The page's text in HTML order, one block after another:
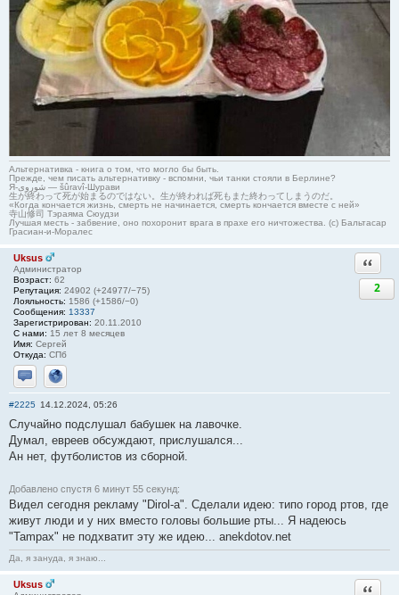
Альтернативка - книга о том, что могло бы быть.
Прежде, чем писать альтернативку - вспомни, чьи танки стояли в Берлине?
Я-شوروی — šûravî-Шурави
生が終わって死が始まるのではない。生が終われば死もまた終わってしまうのだ。
«Когда кончается жизнь, смерть не начинается, смерть кончается вместе с ней»
寺山修司 Тэраяма Сюудзи
Лучшая месть - забвение, оно похоронит врага в прахе его ничтожества. (с) Бальтасар
Грасиан-и-Моралес
Uksus
Администратор
Возраст: 62
Репутация: 24902 (+24977/−75)
Лояльность: 1586 (+1586/−0)
Сообщения: 13337
Зарегистрирован: 20.11.2010
С нами: 15 лет 8 месяцев
Имя: Сергей
Откуда: СПб
Отправить личное сообщение
Сайт
2
#2225 14.12.2024, 05:26
Случайно подслушал бабушек на лавочке.
Думал, евреев обсуждают, прислушался...
Ан нет, футболистов из сборной.
Добавлено спустя 6 минут 55 секунд:
Видел сегодня рекламу "Dirol-а". Сделали идею: типо город ртов, где
живут люди и у них вместо головы большие рты... Я надеюсь
"Tampax" не подхватит эту же идею... anekdotov.net
Да, я зануда, я знаю...
Uksus